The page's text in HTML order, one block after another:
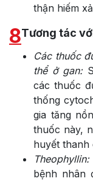
thận hiếm
8Tương tác
Các thuốc
thể ở gan:
các thuốc
thống
gia tăng
thuốc này,
huyết thanh
Theophyllin:
bệnh nhân